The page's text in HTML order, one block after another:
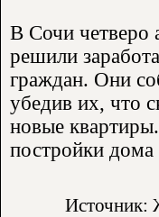
В Сочи четверо
решили
граждан. Они
убедив их, что
новые
постройки дома
Источник: